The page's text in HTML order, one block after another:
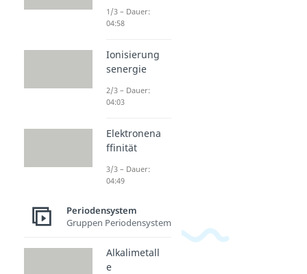
1/3 – Dauer:
04:58
Ionisierung
senergie
2/3 – Dauer:
04:03
Elektronena
ffinität
3/3 – Dauer:
04:49
Periodensystem
Gruppen Periodensystem
Alkalimetall
e